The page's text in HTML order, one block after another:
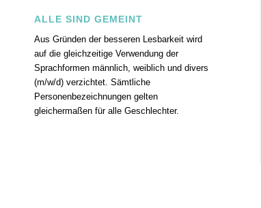
ALLE SIND GEMEINT
Aus Gründen der besseren Lesbarkeit wird
auf die gleichzeitige Verwendung der
Sprachformen männlich, weiblich und divers
(m/w/d) verzichtet. Sämtliche
Personenbezeichnungen gelten
gleichermaßen für alle Geschlechter.